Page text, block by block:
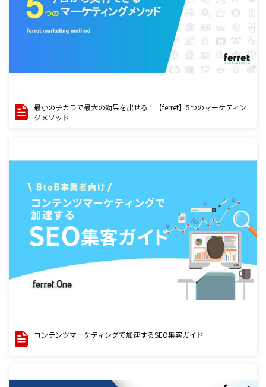
最小のチカラで最大の効果を出せる！【ferret】5つのマーケティン
グメソッド
コンテンツマーケティングで加速するSEO集客ガイド